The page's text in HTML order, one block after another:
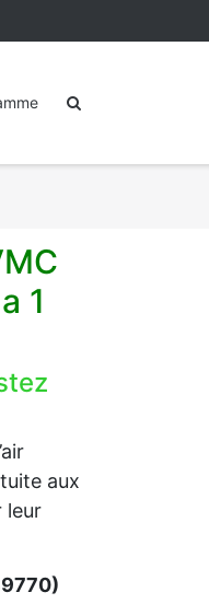
1
aux
leur